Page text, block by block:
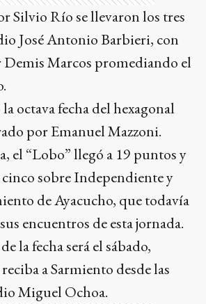
Silvio Río se llevaron los tres
José Antonio Barbieri, con
Marcos promediando el
octava fecha del hexagonal
por Emanuel Mazzoni.
el “Lobo” llegó a 19 puntos y
sobre Independiente y
de Ayacucho, que todavía
encuentros de esta jornada.
la fecha será el sábado,
a Sarmiento desde las
Miguel Ochoa.